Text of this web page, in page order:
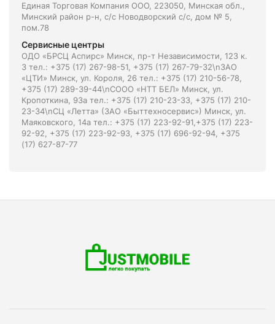
Единая Торговая Компания ООО, 223050, Минская обл.,
Минский район р-н, с/с Новодворский с/с, дом № 5,
пом.78
Сервисные центры
ОДО «БРСЦ Аспирс» Минск, пр-т Независимости, 123 к.
3 тел.: +375 (17) 267-98-51, +375 (17) 267-79-32\nЗАО
«ЦТИ» Минск, ул. Короля, 26 тел.: +375 (17) 210-56-78,
+375 (17) 289-39-44\nСООО «НТТ БЕЛ» Минск, ул.
Кропоткина, 93а тел.: +375 (17) 210-23-33, +375 (17) 210-
23-34\nСЦ «Летта» (ЗАО «Быттехносервис») Минск, ул.
Маяковского, 14а тел.: +375 (17) 223-92-91,+375 (17) 223-
92-92, +375 (17) 223-92-93, +375 (17) 696-92-94, +375
(17) 627-87-77